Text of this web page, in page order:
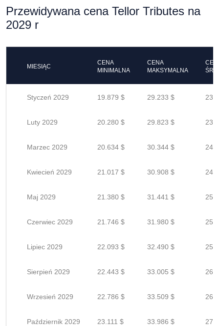
Przewidywana cena Tellor Tributes na
2029 r
MIESIĄC
CENA
MINIMALNA
CENA
MAKSYMALNA
Styczeń 2029 19.879 $ 29.233 $
Luty 2029 20.280 $ 29.823 $
Marzec 2029 20.634 $ 30.344 $
Kwiecień 2029 21.017 $ 30.908 $
Maj 2029 21.380 $ 31.441 $
Czerwiec 2029 21.746 $ 31.980 $
Lipiec 2029 22.093 $ 32.490 $
Sierpień 2029 22.443 $ 33.005 $
Wrzesień 2029 22.786 $ 33.509 $
Październik 2029 23.111 $ 33.986 $